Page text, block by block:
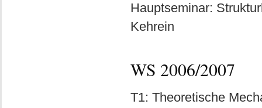
Hauptseminar:
Kehrein
WS 2006/2007
T1: Theoretische